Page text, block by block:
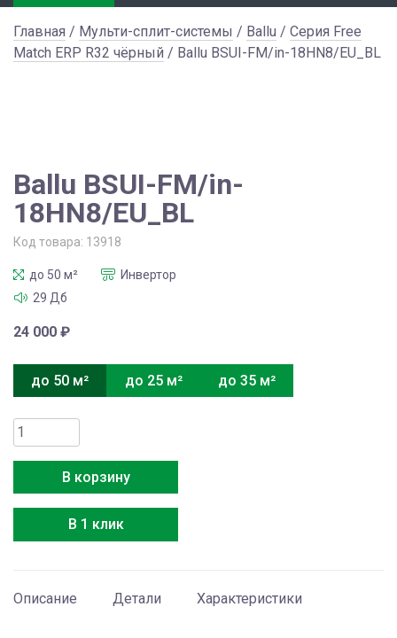
Главная / Мульти-сплит-системы / Ballu / Серия Free
Match ERP R32 чёрный / Ballu BSUI-FM/in-18HN8/EU_BL
Ballu BSUI-FM/in-
18HN8/EU_BL
Код товара: 13918
до 50 м²
Инвертор
29 Дб
24 000 ₽
до 50 м² до 25 м² до 35 м²
Количество
товара
BSUI-
FM/in-
18HN8/EU_BL
В корзину
В 1 клик
Описание Детали Характеристики